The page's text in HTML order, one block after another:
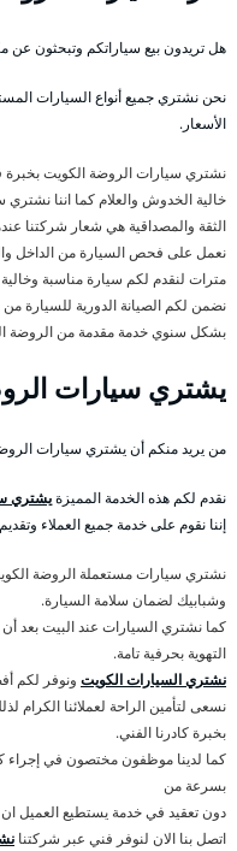
هل تريدون بيع سياراتكم وتبحثون عن
نحن نشتري جميع أنواع السيارات
الأسعار.
نشتري سيارات الروضة الكويت بخبرة
خالية الخدوش والعلام كما اننا
الثقة والمصداقية هي شعار شركتنا
نعمل على فحص السيارة من الداخل
مترات لنقدم لكم سيارة مناسبة
نضمن لكم الصيانة الدورية للسيارة
بشكل سنوي خدمة مقدمة من الروضة
يشتري سيارات
من يريد منكم أن يشتري سيارات
نقدم لكم هذه الخدمة المميزةيشتري
إننا نقوم على خدمة جميع العملاء
نشتري سيارات مستعملة الروضة
وشبابيك لضمان سلامة السيارة.
كما نشتري السيارات عند البيت بعد
التهوية بحرفية تامة.
نشتري السيارات الكويت ونوفر لكم
نسعى لتأمين الراحة لعملائنا الكرام
بخبرة كادرنا الفني.
كما لدينا موظفون مختصون في إجراء
بسرعة من
دون تعقيد في خدمة يستطيع العميل ان
اتصل بنا الان لنوفر فني عبر شركتنا